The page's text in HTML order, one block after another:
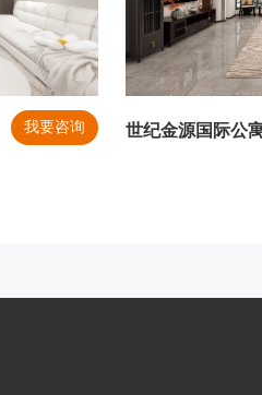
我要咨询 世纪金源国际公